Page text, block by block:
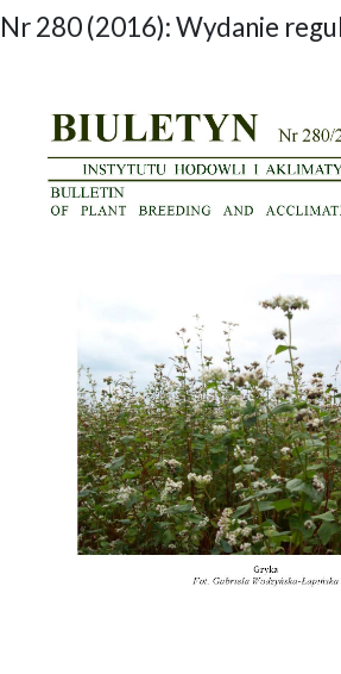
Nr 280 (2016): Wydanie